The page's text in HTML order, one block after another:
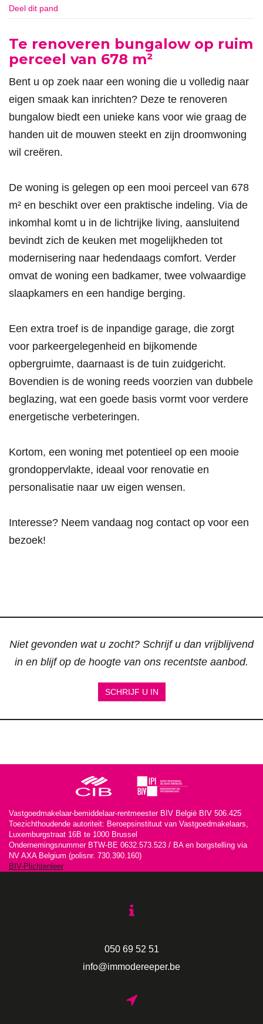
Deel dit pand
Omschrijving
Te renoveren bungalow op ruim
perceel van 678 m²
Bent u op zoek naar een woning die u volledig naar
eigen smaak kan inrichten? Deze te renoveren
bungalow biedt een unieke kans voor wie graag de
handen uit de mouwen steekt en zijn droomwoning
wil creëren.
De woning is gelegen op een mooi perceel van 678
m² en beschikt over een praktische indeling. Via de
inkomhal komt u in de lichtrijke living, aansluitend
bevindt zich de keuken met mogelijkheden tot
modernisering naar hedendaags comfort. Verder
omvat de woning een badkamer, twee volwaardige
slaapkamers en een handige berging.
Een extra troef is de inpandige garage, die zorgt
voor parkeergelegenheid en bijkomende
opbergruimte, daarnaast is de tuin zuidgericht.
Bovendien is de woning reeds voorzien van dubbele
beglazing, wat een goede basis vormt voor verdere
energetische verbeteringen.
Kortom, een woning met potentieel op een mooie
grondoppervlakte, ideaal voor renovatie en
personalisatie naar uw eigen wensen.
Interesse? Neem vandaag nog contact op voor een
bezoek!
Niet gevonden wat u zocht? Schrijf u dan vrijblijvend
in en blijf op de hoogte van ons recentste aanbod.
SCHRIJF U IN
Vastgoedmakelaar-bemiddelaar-rentmeester BIV België BIV 506.425
Toezichthoudende autoriteit: Beroepsinstituut van Vastgoedmakelaars,
Luxemburgstraat 16B te 1000 Brussel
Ondernemingsnummer BTW-BE 0632.573.523 / BA en borgstelling via
NV AXA Belgium (polisnr. 730.390.160)
BIV-Plichtenleer
050 69 52 51
info@immodereeper.be